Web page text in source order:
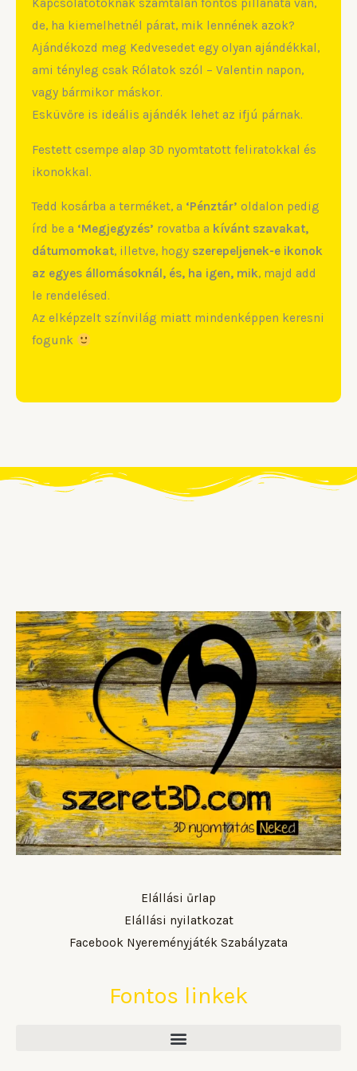
Kapcsolatotoknak számtalan fontos pillanata van,
de, ha kiemelhetnél párat, mik lennének azok?
Ajándékozd meg Kedvesedet egy olyan ajándékkal,
ami tényleg csak Rólatok szól – Valentin napon,
vagy bármikor máskor.
Esküvőre is ideális ajándék lehet az ifjú párnak.
Festett csempe alap 3D nyomtatott feliratokkal és
ikonokkal.
Tedd kosárba a terméket, a ‘Pénztár’ oldalon pedig
írd be a ‘Megjegyzés’ rovatba a kívánt szavakat,
dátumomokat, illetve, hogy szerepeljenek-e ikonok
az egyes állomásoknál, és, ha igen, mik, majd add
le rendelésed.
Az elképzelt színvilág miatt mindenképpen keresni
fogunk
Elállási űrlap
Elállási nyilatkozat
Facebook Nyereményjáték Szabályzata
Fontos linkek